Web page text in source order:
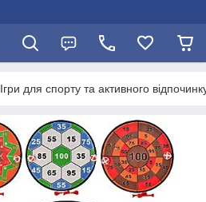
Ігри для спорту та активного